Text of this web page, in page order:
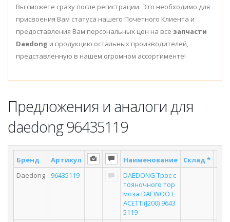
Вы сможете сразу после регистрации. Это необходимо для
присвоения Вам статуса нашего Почетного Клиента и
предоставления Вам персональных цен на все запчасти
Daedong и продукцию остальных производителей,
представленную в нашем огромном ассортименте!
Предложения и аналоги для
daedong 96435119
Бренд Артикул Наименование Склад *
Daedong
96435119
DAEDONG Трос с
тояночного тор
моза DAEWOO L
ACETTI(J200) 9643
5119